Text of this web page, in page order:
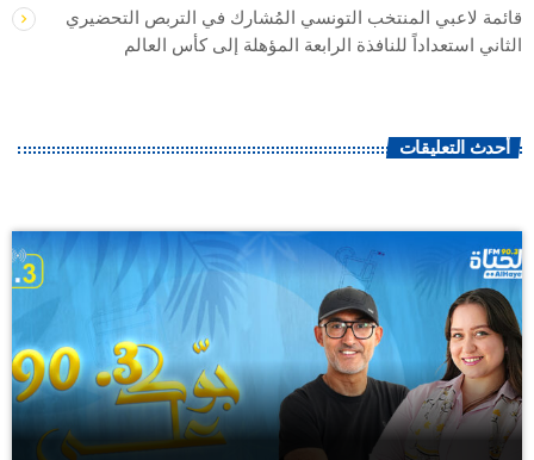
قائمة لاعبي المنتخب التونسي المُشارك في التربص التحضيري
الثاني استعداداً للنافذة الرابعة المؤهلة إلى كأس العالم
أحدث التعليقات